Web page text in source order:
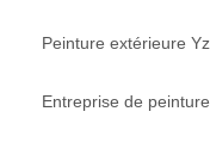
Peinture extérieure
Entreprise de